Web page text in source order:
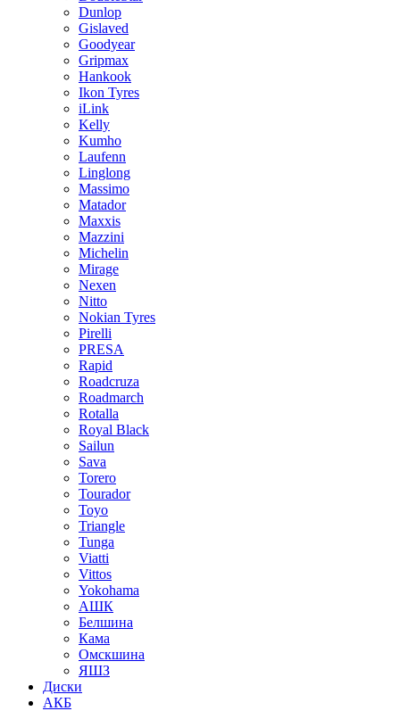
Dunlop
Gislaved
Goodyear
Gripmax
Hankook
Ikon Tyres
iLink
Kelly
Kumho
Laufenn
Linglong
Massimo
Matador
Maxxis
Mazzini
Michelin
Mirage
Nexen
Nitto
Nokian Tyres
Pirelli
PRESA
Rapid
Roadcruza
Roadmarch
Rotalla
Royal Black
Sailun
Sava
Torero
Tourador
Toyo
Triangle
Tunga
Viatti
Vittos
Yokohama
АШК
Белшина
Кама
Омскшина
ЯШЗ
Диски
АКБ